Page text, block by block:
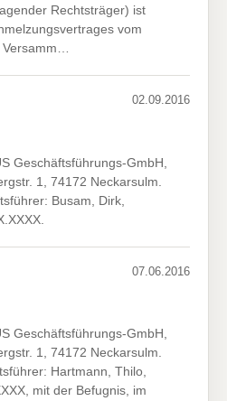
Rechtsträger) ist
vom
02.09.2016
Geschäftsführungs-GmbH,
1, 74172 Neckarsulm.
Busam, Dirk,
07.06.2016
Geschäftsführungs-GmbH,
1, 74172 Neckarsulm.
Hartmann, Thilo,
mit der Befugnis, im